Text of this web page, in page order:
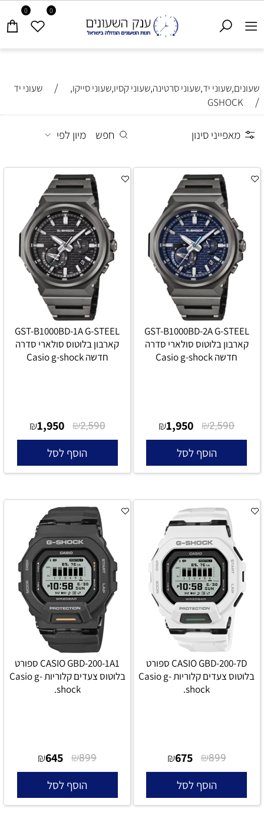
0 0
שעונים,שעוני יד,שעוני סרטינה,שעוני קסיו,שעוני סייקו, / שעוני יד
/
GSHOCK
מאפייני סינון חפש מיון לפי
GST-B1000BD-2A G-STEEL
קארבון בלוטוס סולארי סדרה
חדשה Casio g-shock
₪2,590
₪1,950
הוסף לסל
GST-B1000BD-1A G-STEEL
קארבון בלוטוס סולארי סדרה
חדשה Casio g-shock
₪2,590
₪1,950
הוסף לסל
CASIO GBD-200-7D ספורט
בלוטוס צעדים קלוריות Casio g-
shock.
₪899
₪675
הוסף לסל
CASIO GBD-200-1A1 ספורט
בלוטוס צעדים קלוריות Casio g-
shock.
₪899
₪645
הוסף לסל